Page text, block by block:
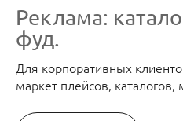
Реклама:
фуд.
Для корпоративных
маркет плейсов,